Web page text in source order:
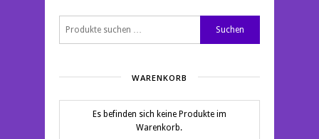
nach:
Suchen
WARENKORB
Es befinden sich keine Produkte im
Warenkorb.